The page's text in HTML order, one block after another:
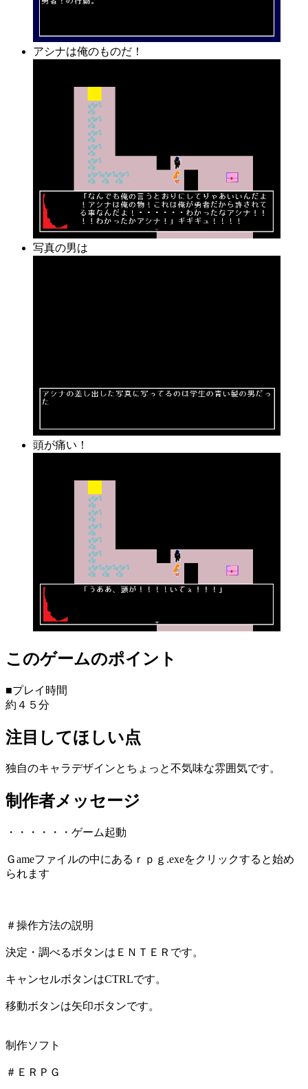
アシナは俺のものだ！
写真の男は
頭が痛い！
このゲームのポイント
■プレイ時間
約４５分
注目してほしい点
独自のキャラデザインとちょっと不気味な雰囲気です。
制作者メッセージ
・・・・・・ゲーム起動
Ｇameファイルの中にあるｒｐｇ.exeをクリックすると始め
られます
＃操作方法の説明
決定・調べるボタンはＥＮＴＥＲです。
キャンセルボタンはCTRLです。
移動ボタンは矢印ボタンです。
制作ソフト
＃ＥＲＰＧ